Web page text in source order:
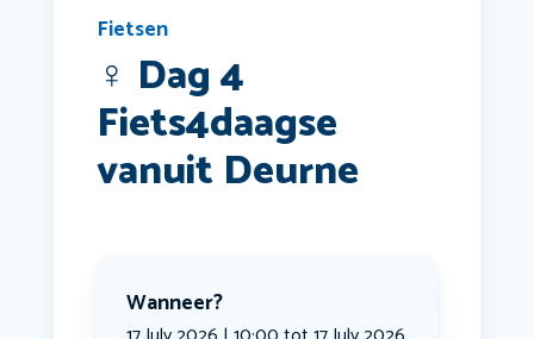
Fietsen
‍♀️ Dag 4
Fiets4daagse
vanuit Deurne
Wanneer?